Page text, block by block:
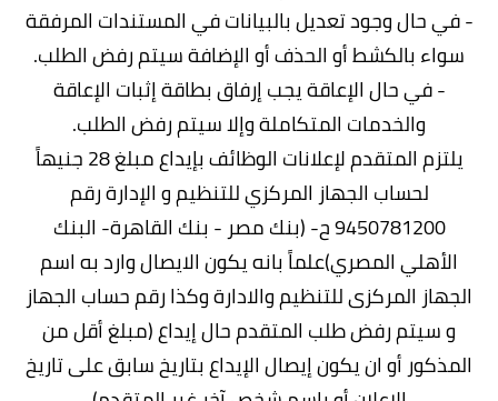
- في حال وجود تعديل بالبيانات في المستندات المرفقة
سواء بالكشط أو الحذف أو الإضافة سيتم رفض الطلب.
- في حال الإعاقة يجب إرفاق بطاقة إثبات الإعاقة
والخدمات المتكاملة وإلا سيتم رفض الطلب.
يلتزم المتقدم لإعلانات الوظائف بإيداع مبلغ 28 جنيهاً
لحساب الجهاز المركزي للتنظيم و الإدارة رقم
9450781200 ح- (بنك مصر - بنك القاهرة- البنك
الأهلي المصري)علماً بانه يكون الايصال وارد به اسم
الجهاز المركزى للتنظيم والادارة وكذا رقم حساب الجهاز
و سيتم رفض طلب المتقدم حال إيداع (مبلغ أقل من
المذكور أو ان يكون إيصال الإيداع بتاريخ سابق على تاريخ